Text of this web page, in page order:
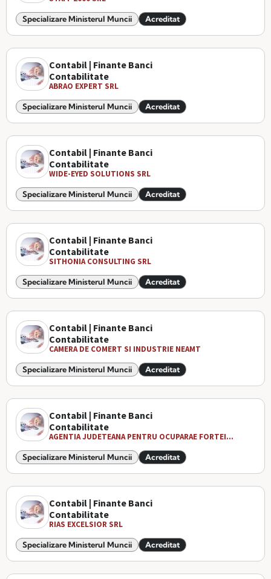
Specializare Ministerul Muncii Acreditat
Contabil | Finante Banci
Contabilitate
ABRAO EXPERT SRL
Specializare Ministerul Muncii Acreditat
Contabil | Finante Banci
Contabilitate
WIDE-EYED SOLUTIONS SRL
Specializare Ministerul Muncii Acreditat
Contabil | Finante Banci
Contabilitate
SITHONIA CONSULTING SRL
Specializare Ministerul Muncii Acreditat
Contabil | Finante Banci
Contabilitate
CAMERA DE COMERT SI INDUSTRIE NEAMT
Specializare Ministerul Muncii Acreditat
Contabil | Finante Banci
Contabilitate
AGENTIA JUDETEANA PENTRU OCUPARAE FORTEI...
Specializare Ministerul Muncii Acreditat
Contabil | Finante Banci
Contabilitate
RIAS EXCELSIOR SRL
Specializare Ministerul Muncii Acreditat